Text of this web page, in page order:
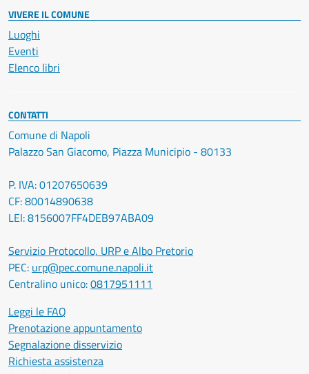
VIVERE IL COMUNE
Luoghi
Eventi
Elenco libri
CONTATTI
Comune di Napoli
Palazzo San Giacomo, Piazza Municipio - 80133
P. IVA: 01207650639
CF: 80014890638
LEI: 8156007FF4DEB97ABA09
Servizio Protocollo, URP e Albo Pretorio
PEC: urp@pec.comune.napoli.it
Centralino unico:0817951111
Leggi le FAQ
Prenotazione appuntamento
Segnalazione disservizio
Richiesta assistenza